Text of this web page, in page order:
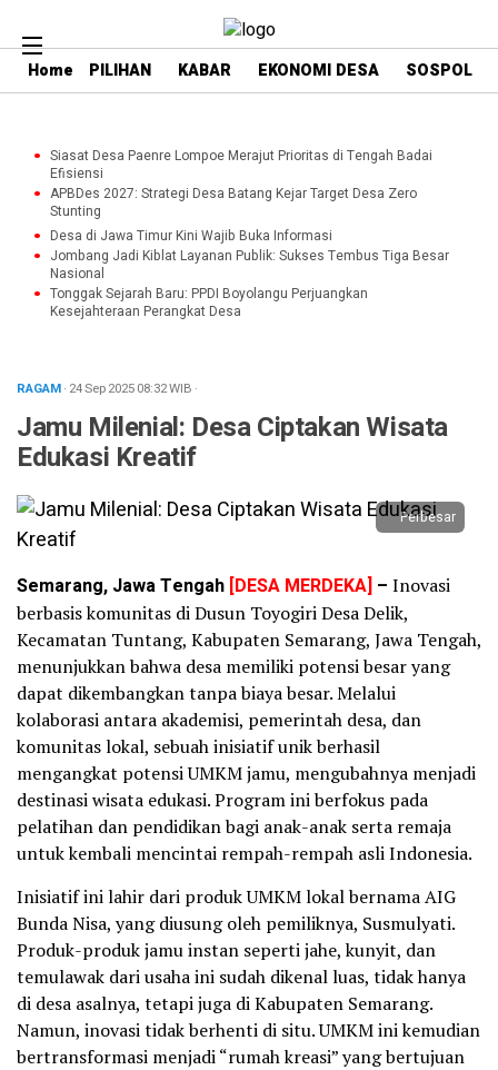
Home PILIHAN KABAR EKONOMI DESA SOSPOL
Siasat Desa Paenre Lompoe Merajut Prioritas di Tengah Badai
Efisiensi
APBDes 2027: Strategi Desa Batang Kejar Target Desa Zero
Stunting
Desa di Jawa Timur Kini Wajib Buka Informasi
Jombang Jadi Kiblat Layanan Publik: Sukses Tembus Tiga Besar
Nasional
Tonggak Sejarah Baru: PPDI Boyolangu Perjuangkan
Kesejahteraan Perangkat Desa
RAGAM· 24 Sep 202508:32WIB ·
Jamu Milenial: Desa Ciptakan Wisata
Edukasi Kreatif
Perbesar
Semarang, Jawa Tengah [DESA MERDEKA] – Inovasi
berbasis komunitas di Dusun Toyogiri Desa Delik,
Kecamatan Tuntang, Kabupaten Semarang, Jawa Tengah,
menunjukkan bahwa desa memiliki potensi besar yang
dapat dikembangkan tanpa biaya besar. Melalui
kolaborasi antara akademisi, pemerintah desa, dan
komunitas lokal, sebuah inisiatif unik berhasil
mengangkat potensi UMKM jamu, mengubahnya menjadi
destinasi wisata edukasi. Program ini berfokus pada
pelatihan dan pendidikan bagi anak-anak serta remaja
untuk kembali mencintai rempah-rempah asli Indonesia.
Inisiatif ini lahir dari produk UMKM lokal bernama AIG
Bunda Nisa, yang diusung oleh pemiliknya, Susmulyati.
Produk-produk jamu instan seperti jahe, kunyit, dan
temulawak dari usaha ini sudah dikenal luas, tidak hanya
di desa asalnya, tetapi juga di Kabupaten Semarang.
Namun, inovasi tidak berhenti di situ. UMKM ini kemudian
bertransformasi menjadi “rumah kreasi” yang bertujuan